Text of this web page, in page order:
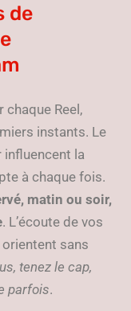
de
chaque Reel,
instants. Le
influencent la
à chaque fois.
matin ou soir,
. L’écoute de vos
sans
tenez le cap,
parfois.